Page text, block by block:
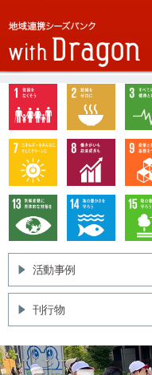
活動事例
刊行物